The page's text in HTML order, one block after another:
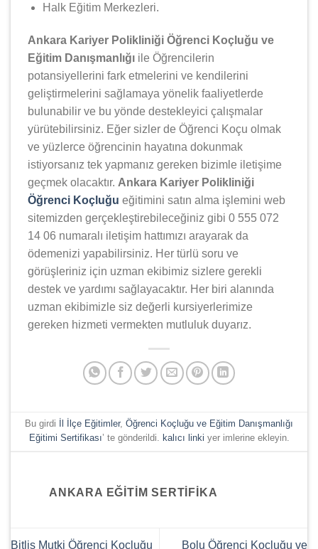
Halk Eğitim Merkezleri.
Ankara Kariyer Polikliniği Öğrenci Koçluğu ve
Eğitim Danışmanlığı ile Öğrencilerin
potansiyellerini fark etmelerini ve kendilerini
geliştirmelerini sağlamaya yönelik faaliyetlerde
bulunabilir ve bu yönde destekleyici çalışmalar
yürütebilirsiniz. Eğer sizler de Öğrenci Koçu olmak
ve yüzlerce öğrencinin hayatına dokunmak
istiyorsanız tek yapmanız gereken bizimle iletişime
geçmek olacaktır. Ankara Kariyer Polikliniği
Öğrenci Koçluğu eğitimini satın alma işlemini web
sitemizden gerçekleştirebileceğiniz gibi 0 555 072
14 06 numaralı iletişim hattımızı arayarak da
ödemenizi yapabilirsiniz. Her türlü soru ve
görüşleriniz için uzman ekibimiz sizlere gerekli
destek ve yardımı sağlayacaktır. Her biri alanında
uzman ekibimizle siz değerli kursiyerlerimize
gereken hizmeti vermekten mutluluk duyarız.
Bu girdi İl İlçe Eğitimler, Öğrenci Koçluğu ve Eğitim Danışmanlığı
Eğitimi Sertifikası’ te gönderildi. kalıcı linki yer imlerine ekleyin.
ANKARA EĞITIM SERTIFIKA
Bitlis Mutki Öğrenci Koçluğu
Bolu Öğrenci Koçluğu ve